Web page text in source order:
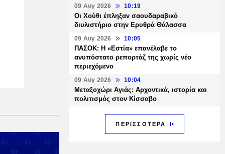
09 Αυγ 2026 10:19
Οι Χούθι έπληξαν σαουδαραβικό
διυλιστήριο στην Ερυθρά Θάλασσα
09 Αυγ 2026 10:05
ΠΑΣΟΚ: Η «Εστία» επανέλαβε το
ανυπόστατο ρεπορτάζ της χωρίς νέο
περιεχόμενο
09 Αυγ 2026 10:04
Μεταξοχώρι Αγιάς: Αρχοντικά, ιστορία και
πολιτισμός στον Κίσσαβο
ΠΕΡΙΣΣΟΤΕΡΑ